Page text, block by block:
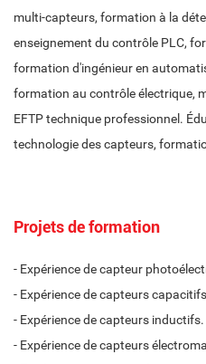
multi-capteurs, formation à la
enseignement du contrôle PLC,
formation d'ingénieur en
formation au contrôle électrique,
EFTP technique professionnel.
technologie des capteurs,
Projets de formation
- Expérience de capteur
- Expérience de capteurs
- Expérience de capteurs inductifs.
- Expérience de capteurs